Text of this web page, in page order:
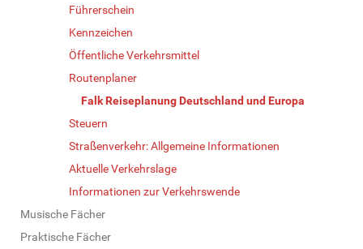
Führerschein
Kennzeichen
Öffentliche Verkehrsmittel
Routenplaner
Falk Reiseplanung Deutschland und Europa
Steuern
Straßenverkehr: Allgemeine Informationen
Aktuelle Verkehrslage
Informationen zur Verkehrswende
Musische Fächer
Praktische Fächer